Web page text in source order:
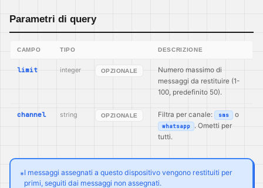
Parametri di query
CAMPO TIPO DESCRIZIONE
limit integer OPZIONALE
Numero massimo di
messaggi da restituire (1-
100, predefinito 50).
channel string OPZIONALE Filtra per canale: sms o
whatsapp
. Ometti per
tutti.
*I messaggi assegnati a questo dispositivo vengono restituiti per
primi, seguiti dai messaggi non assegnati.